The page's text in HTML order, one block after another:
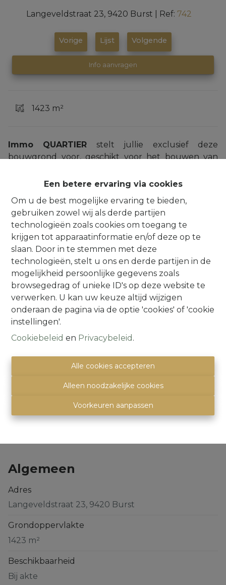
Een betere ervaring via cookies
Om u de best mogelijke ervaring te bieden,
gebruiken zowel wij als derde partijen
technologieën zoals cookies om toegang te
krijgen tot apparaatinformatie en/of deze op te
slaan. Door in te stemmen met deze
technologieën, stelt u ons en derde partijen in de
mogelijkheid persoonlijke gegevens zoals
browsegedrag of unieke ID's op deze website te
verwerken. U kan uw keuze altijd wijzigen
onderaan de pagina via de optie 'cookies' of 'cookie
instellingen'.
Cookiebeleid en Privacybeleid .
Alle cookies accepteren
Alleen noodzakelijke cookies
Voorkeuren aanpassen
Langeveldstraat 23, 9420 Burst Ref: 742
Vorige Lijst Volgende
Info aanvragen
1423 m²
Immo QUARTIER stelt jullie exclusief deze
bouwgrond voor, geschikt voor het bouwen van
liefst 14are 23ca. De breedte van de bouwgrond
achterzijde. De grond beschikt over een diepte van
50,60m. Er zijn 2 bouwlagen toegestaan met een
bouwdiepte van maximaal 12m. De kroonlijsthoogte
dient aan de bovenzijde gelijk te lopen met deze
van de woning rechts. De helling van de
dakvlakken moet aansluiten op deze van de
woning rechts. VCRO: Gvg, Ng, Gmo, Gvkr, Vv. Mobi-
score: 6,8/10. Gelegen in overstromingsgevoelig
gebied. Perceelscore: D.
ARE YOU READY TO BE Q-MATCHED ?
Contacteer ons via : info@immoquartier.be of
02/201.80.80
Delen
Algemeen
Adres
Langeveldstraat 23, 9420 Burst
Grondoppervlakte
1423 m²
Beschikbaarheid
Bij akte